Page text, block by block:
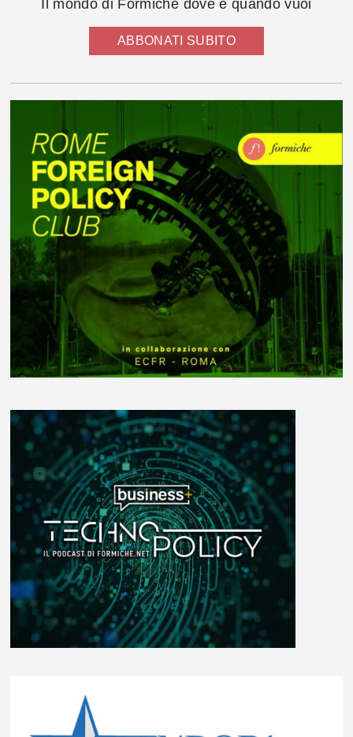
Il mondo di Formiche dove e quando vuoi
ABBONATI SUBITO